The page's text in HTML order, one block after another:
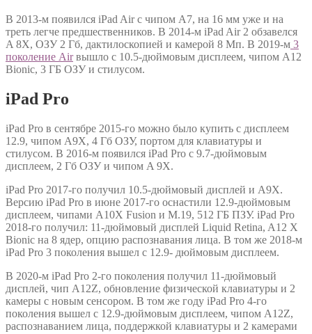
В 2013-м появился iPad Air с чипом A7, на 16 мм уже и на
треть легче предшественников. В 2014-м iPad Air 2 обзавелся
A 8X, ОЗУ 2 Гб, дактилоскопией и камерой 8 Мп. В 2019-м 3
поколение Airвышло с 10.5-дюймовым дисплеем, чипом A12
Bionic, 3 ГБ ОЗУ и стилусом.
iPad Pro
iPad Pro в сентябре 2015-го можно было купить с дисплеем
12.9, чипом A9X, 4 Гб ОЗУ, портом для клавиатуры и
стилусом. В 2016-м появился iPad Pro с 9.7-дюймовым
дисплеем, 2 Гб ОЗУ и чипом A 9X.
iPad Pro 2017-го получил 10.5-дюймовый дисплей и A9X.
Версию iPad Pro в июне 2017-го оснастили 12.9-дюймовым
дисплеем, чипами A10X Fusion и M.19, 512 ГБ ПЗУ. iPad Pro
2018-го получил: 11-дюймовый дисплей Liquid Retina, A12 X
Bionic на 8 ядер, опцию распознавания лица. В том же 2018-м
iPad Pro 3 поколения вышел с 12.9- дюймовым дисплеем.
В 2020-м iPad Pro 2-го поколения получил 11-дюймовый
дисплей, чип A12Z, обновление физической клавиатуры и 2
камеры с новым сенсором. В том же году iPad Pro 4-го
поколения вышел с 12.9-дюймовым дисплеем, чипом A12Z,
распознаванием лица, поддержкой клавиатуры и 2 камерами